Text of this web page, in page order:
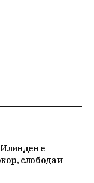
е
слобода и